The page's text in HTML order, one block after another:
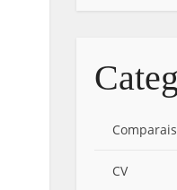
CV